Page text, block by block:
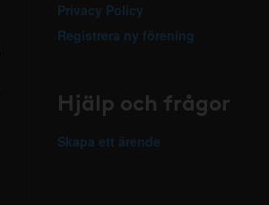
Privacy Policy
Registrera ny förening
Hjälp och frågor
Skapa ett ärende